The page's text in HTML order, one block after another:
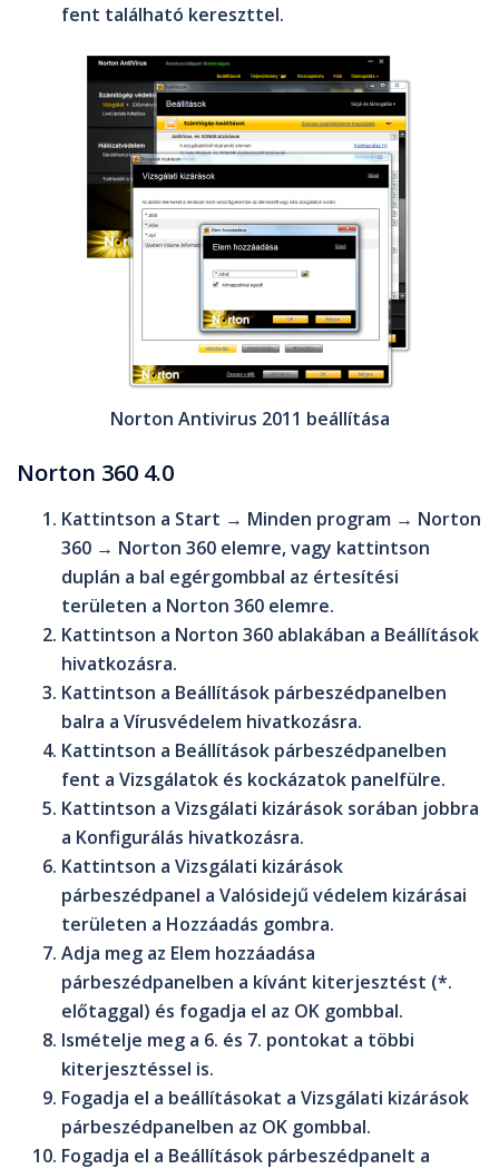
fent található kereszttel.
Norton Antivirus 2011 beállítása
Norton 360 4.0
Kattintson a Start → Minden program → Norton
360 → Norton 360 elemre, vagy kattintson
duplán a bal egérgombbal az értesítési
területen a Norton 360 elemre.
Kattintson a Norton 360 ablakában a Beállítások
hivatkozásra.
Kattintson a Beállítások párbeszédpanelben
balra a Vírusvédelem hivatkozásra.
Kattintson a Beállítások párbeszédpanelben
fent a Vizsgálatok és kockázatok panelfülre.
Kattintson a Vizsgálati kizárások sorában jobbra
a Konfigurálás hivatkozásra.
Kattintson a Vizsgálati kizárások
párbeszédpanel a Valósidejű védelem kizárásai
területen a Hozzáadás gombra.
Adja meg az Elem hozzáadása
párbeszédpanelben a kívánt kiterjesztést (*.
előtaggal) és fogadja el az OK gombbal.
Ismételje meg a 6. és 7. pontokat a többi
kiterjesztéssel is.
Fogadja el a beállításokat a Vizsgálati kizárások
párbeszédpanelben az OK gombbal.
Fogadja el a Beállítások párbeszédpanelt a